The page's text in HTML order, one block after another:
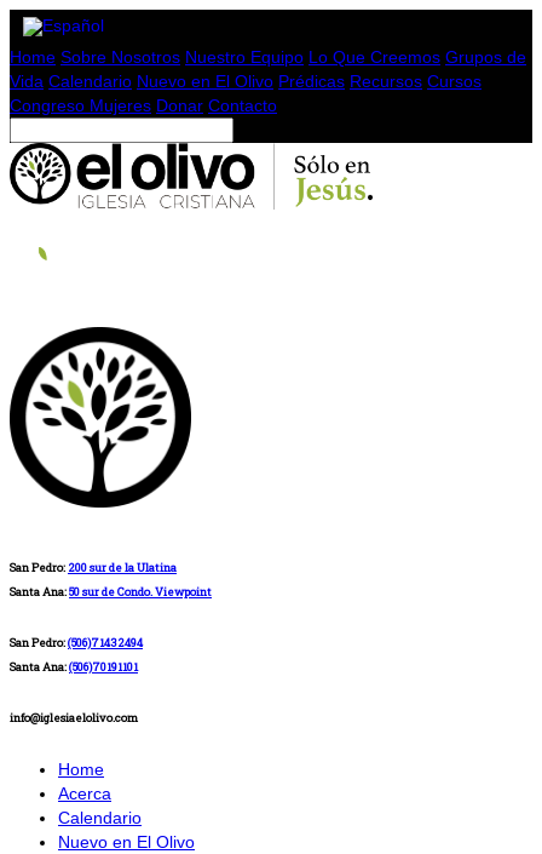
Home Sobre Nosotros Nuestro Equipo Lo Que Creemos Grupos de
Vida Calendario Nuevo en El Olivo Prédicas Recursos Cursos
Congreso Mujeres Donar Contacto
San Pedro: 200 sur de la Ulatina
Santa Ana:50 sur de Condo. Viewpoint
San Pedro:(506)71432494
Santa Ana:(506)70191101
info@iglesiaelolivo.com
Home
Acerca
Calendario
Nuevo en El Olivo